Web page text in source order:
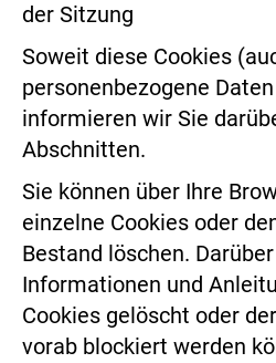
der Sitzung
Soweit diese Cookies
personenbezogene
informieren wir Sie
Abschnitten.
Sie können über Ihre
einzelne Cookies oder
Bestand löschen.
Informationen und
Cookies gelöscht oder
vorab blockiert werden